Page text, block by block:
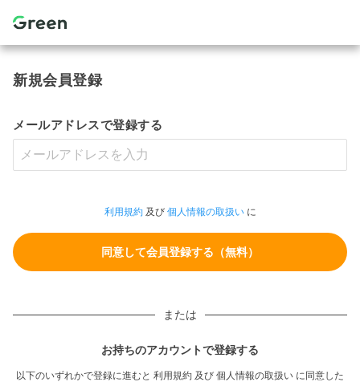
新規会員登録
メールアドレスで登録する
利用規約及び 個人情報の取扱いに
または
お持ちのアカウントで登録する
以下のいずれかで登録に進むと 利用規約 及び 個人情報の取扱い に同意した